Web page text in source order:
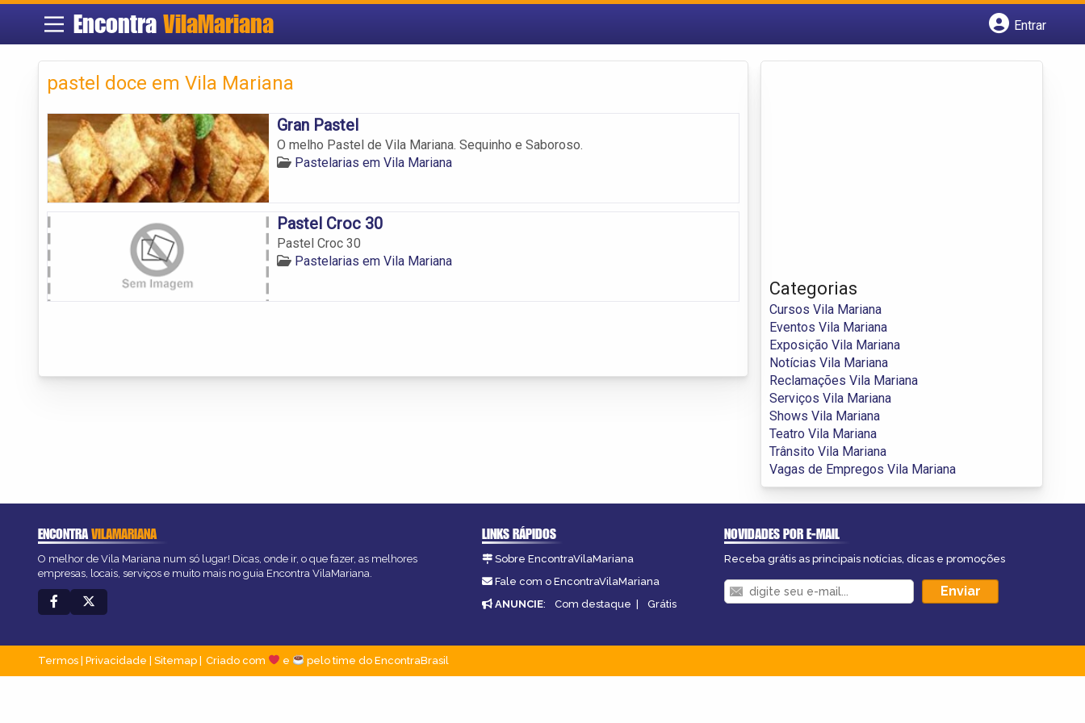
Encontra VilaMariana
Entrar
pastel doce em Vila Mariana
Gran Pastel
O melho Pastel de Vila Mariana. Sequinho e Saboroso.
Pastelarias em Vila Mariana
Pastel Croc 30
Pastel Croc 30
Pastelarias em Vila Mariana
Categorias
Cursos Vila Mariana
Eventos Vila Mariana
Exposição Vila Mariana
Notícias Vila Mariana
Reclamações Vila Mariana
Serviços Vila Mariana
Shows Vila Mariana
Teatro Vila Mariana
Trânsito Vila Mariana
Vagas de Empregos Vila Mariana
ENCONTRAVILAMARIANA
O melhor de Vila Mariana num só lugar! Dicas, onde ir, o que fazer, as melhores
empresas, locais, serviços e muito mais no guia Encontra VilaMariana.
LINKS RÁPIDOS
Sobre EncontraVilaMariana
Fale com o EncontraVilaMariana
ANUNCIE: Com destaque | Grátis
NOVIDADES POR E-MAIL
Receba grátis as principais notícias, dicas e promoções
Termos Privacidade Sitemap Criado com e pelo time do EncontraBrasil